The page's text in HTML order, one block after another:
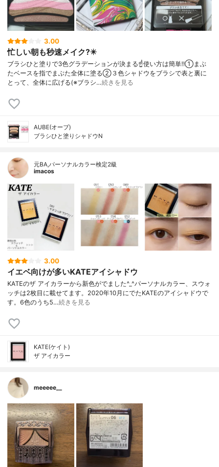
3.00
忙しい朝も秒速メイク?️✴️
ブラシひと塗りで3色グラデーションが決まる☝️使い方は簡単‼️①まぶ
たベースを指でまぶた全体に塗る②３色シャドウをブラシで表と裏に
とって、全体に広げる(※ブラシ…続きを見る
AUBE(オーブ)
ブラシひと塗りシャドウN
元BA,パーソナルカラー検定2級
imacos
3.00
イエベ向けが多いKATEアイシャドウ
KATEのザ アイカラーから新色がでました^_^パーソナルカラー、スウォ
ッチは2枚目に載せてます。2020年10月にでたKATEのアイシャドウで
す。6色のうち5…続きを見る
KATE(ケイト)
ザ アイカラー
meeeee__